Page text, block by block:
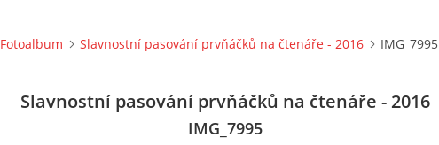
Fotoalbum Slavnostní pasování prvňáčků na čtenáře - 2016 IMG_7995
Slavnostní pasování prvňáčků na čtenáře - 2016
IMG_7995